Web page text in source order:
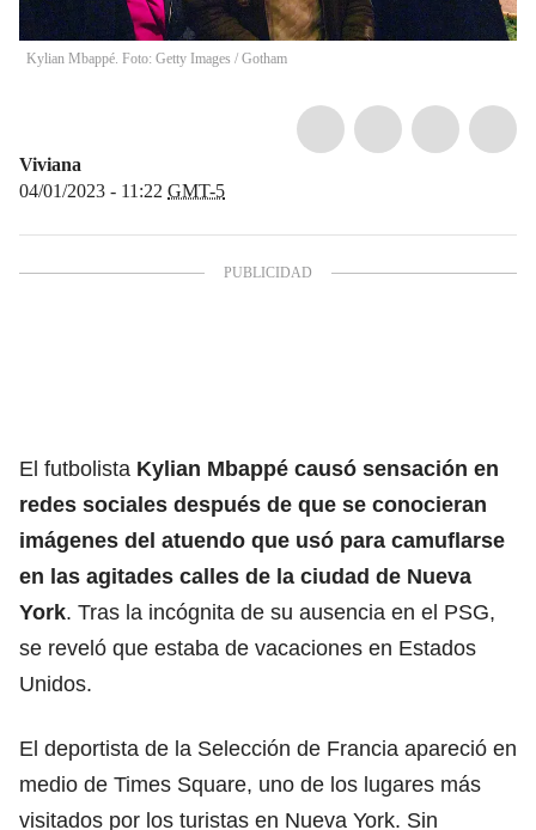
Kylian Mbappé. Foto: Getty Images / Gotham
Viviana
04/01/2023 - 11:22 GMT-5
El futbolista Kylian Mbappé causó sensación en
redes sociales después de que se conocieran
imágenes del atuendo que usó para camuflarse
en las agitades calles de la ciudad de Nueva
York. Tras la incógnita de su ausencia en el PSG,
se reveló que estaba de vacaciones en Estados
Unidos.
El deportista de la Selección de Francia apareció en
medio de Times Square, uno de los lugares más
visitados por los turistas en Nueva York. Sin